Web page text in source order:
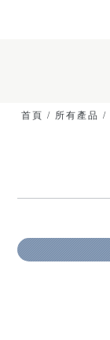
首頁 / 所有產品 /